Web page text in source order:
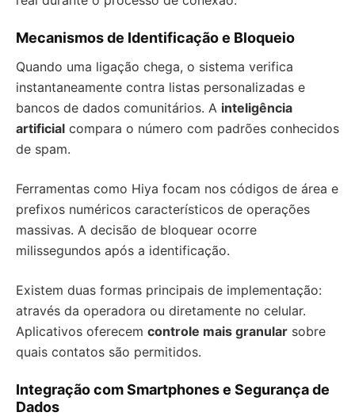
Mecanismos de Identificação e Bloqueio
Quando uma ligação chega, o sistema verifica
instantaneamente contra listas personalizadas e
bancos de dados comunitários. A inteligência
artificial compara o número com padrões conhecidos
de spam.
Ferramentas como Hiya focam nos códigos de área e
prefixos numéricos característicos de operações
massivas. A decisão de bloquear ocorre
milissegundos após a identificação.
Existem duas formas principais de implementação:
através da operadora ou diretamente no celular.
Aplicativos oferecem controle mais granular sobre
quais contatos são permitidos.
Integração com Smartphones e Segurança de
Dados